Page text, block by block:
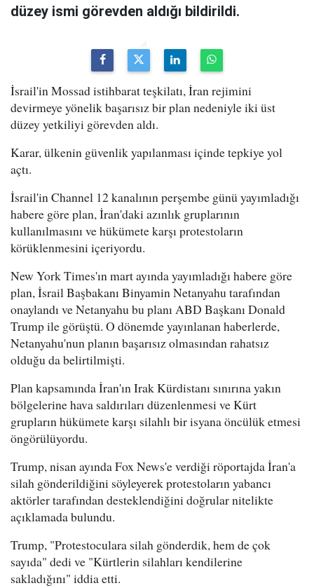
düzey ismi görevden aldığı bildirildi.
İsrail'in Mossad istihbarat teşkilatı, İran rejimini
devirmeye yönelik başarısız bir plan nedeniyle iki üst
düzey yetkiliyi görevden aldı.
Karar, ülkenin güvenlik yapılanması içinde tepkiye yol
açtı.
İsrail'in Channel 12 kanalının perşembe günü yayımladığı
habere göre plan, İran'daki azınlık gruplarının
kullanılmasını ve hükümete karşı protestoların
körüklenmesini içeriyordu.
New York Times'ın mart ayında yayımladığı habere göre
plan, İsrail Başbakanı Binyamin Netanyahu tarafından
onaylandı ve Netanyahu bu planı ABD Başkanı Donald
Trump ile görüştü. O dönemde yayınlanan haberlerde,
Netanyahu'nun planın başarısız olmasından rahatsız
olduğu da belirtilmişti.
Plan kapsamında İran'ın Irak Kürdistanı sınırına yakın
bölgelerine hava saldırıları düzenlenmesi ve Kürt
grupların hükümete karşı silahlı bir isyana öncülük etmesi
öngörülüyordu.
Trump, nisan ayında Fox News'e verdiği röportajda İran'a
silah gönderildiğini söyleyerek protestoların yabancı
aktörler tarafından desteklendiğini doğrular nitelikte
açıklamada bulundu.
Trump, "Protestoculara silah gönderdik, hem de çok
sayıda" dedi ve "Kürtlerin silahları kendilerine
sakladığını" iddia etti.